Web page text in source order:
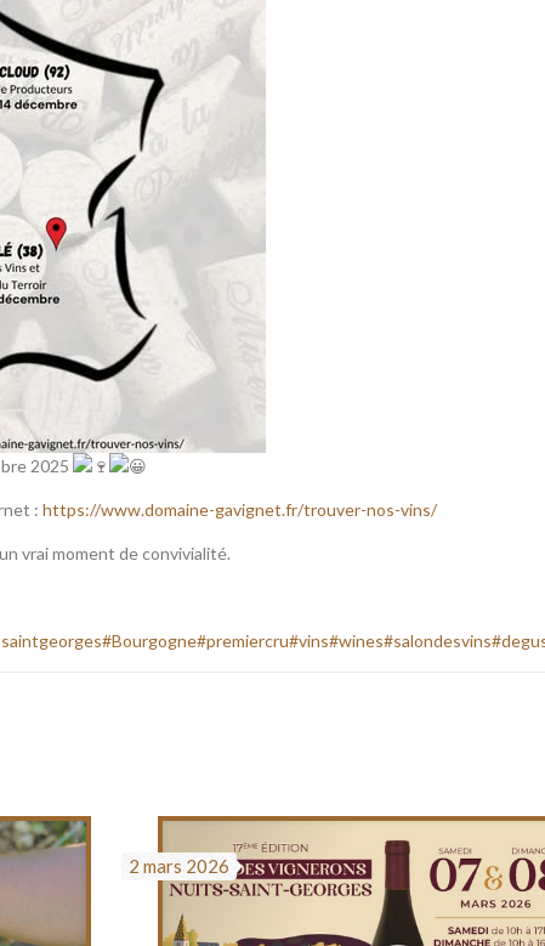
2025
:https://www.domaine-gavignet.fr/trouver-nos-vins/
vrai moment de convivialité.
#Bourgogne#premiercru#vins#wines#salondesvins
2 mars 2026